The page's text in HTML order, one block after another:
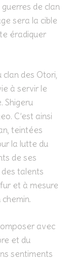
de clan
sera la cible
éradiquer
clan des Otori,
à servir le
Shigeru
C’est ainsi
teintées
la lutte du
de ses
des talents
et à mesure
avec
et du
sentiments